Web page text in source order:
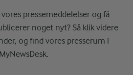
pressemeddelelser og få
noget nyt? Så klik videre
og find vores presserum i
MyNewsDesk.